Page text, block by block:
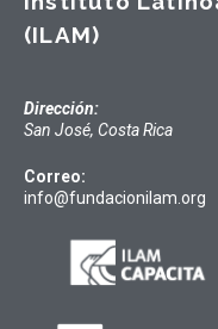
(ILAM)
Dirección:
San José, Costa Rica
Correo:
info@fundacionilam.org